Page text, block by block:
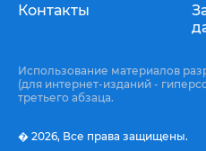
Контакты
Использование материалов
(для интернет-изданий -
третьего абзаца.
� 2026, Все права защищены.